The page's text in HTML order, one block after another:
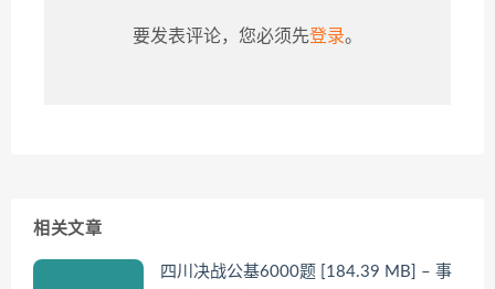
要发表评论，您必须先登录。
相关文章
四川决战公基6000题 [184.39 MB] – 事